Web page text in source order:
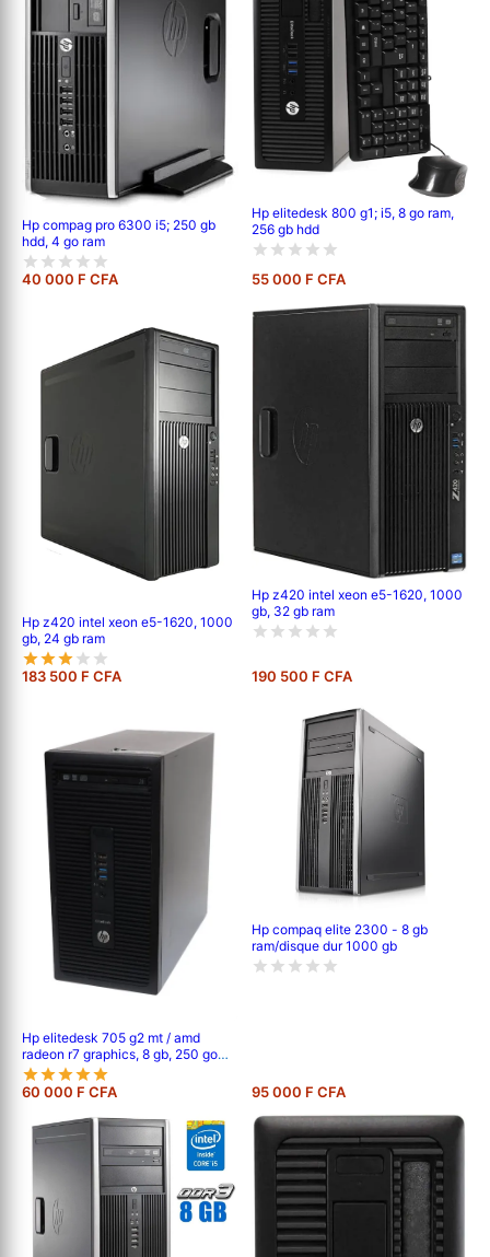
Hp compag pro 6300 i5; 250 gb
hdd, 4 go ram
40 000 F CFA
Hp elitedesk 800 g1; i5, 8 go ram,
256 gb hdd
55 000 F CFA
Hp z420 intel xeon e5-1620, 1000
gb, 24 gb ram
183 500 F CFA
Hp z420 intel xeon e5-1620, 1000
gb, 32 gb ram
190 500 F CFA
Hp elitedesk 705 g2 mt / amd
radeon r7 graphics, 8 gb, 250 go
hdd, 1gb de mémoire vidéo dédier
60 000 F CFA
Hp compaq elite 2300 - 8 gb
ram/disque dur 1000 gb
95 000 F CFA